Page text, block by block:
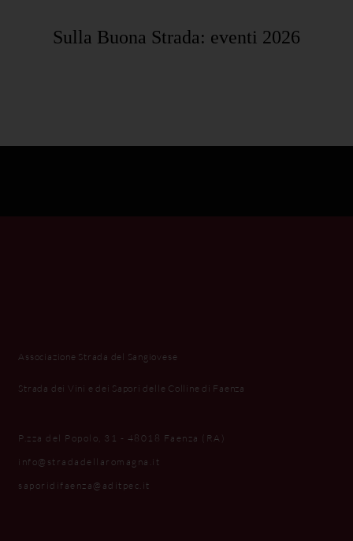
Sulla Buona Strada: eventi 2026
Associazione Strada del Sangiovese
Strada dei Vini e dei Sapori delle Colline di Faenza
P.zza del Popolo, 31 - 48018 Faenza (RA)
info@stradadellaromagna.it
saporidifaenza@aditpec.it